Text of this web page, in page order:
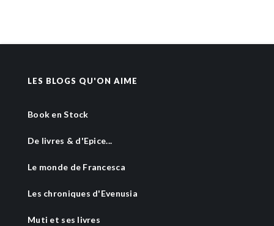
LES BLOGS QU'ON AIME
Book en Stock
De livres & d'Epice...
Le monde de Francesca
Les chroniques d'Evenusia
Muti et ses livres